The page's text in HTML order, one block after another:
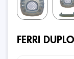
FERRI